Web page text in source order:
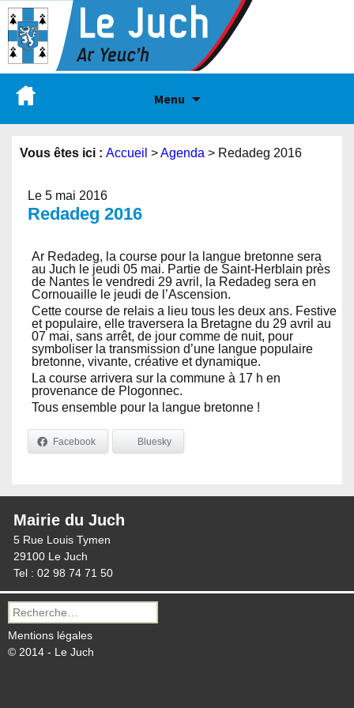
Menu
Vous êtes ici : Accueil >Agenda > Redadeg 2016
Le 5 mai 2016
Redadeg 2016
Ar Redadeg, la course pour la langue bretonne sera
au Juch le jeudi 05 mai. Partie de Saint-Herblain près
de Nantes le vendredi 29 avril, la Redadeg sera en
Cornouaille le jeudi de l’Ascension.
Cette course de relais a lieu tous les deux ans. Festive
et populaire, elle traversera la Bretagne du 29 avril au
07 mai, sans arrêt, de jour comme de nuit, pour
symboliser la transmission d’une langue populaire
bretonne, vivante, créative et dynamique.
La course arrivera sur la commune à 17 h en
provenance de Plogonnec.
Tous ensemble pour la langue bretonne !
Facebook Bluesky
Mairie du Juch
5 Rue Louis Tymen
29100 Le Juch
Tel : 02 98 74 71 50
Recherche
pour :
Mentions légales
© 2014 - Le Juch